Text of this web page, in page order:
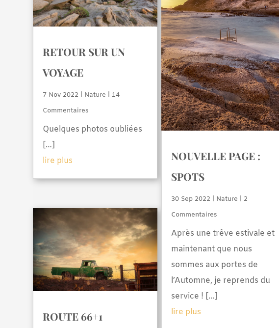
RETOUR SUR UN
VOYAGE
7 Nov 2022 Nature | 14
Commentaires
Quelques photos oubliées
[…]
lire plus
ROUTE 66+1
NOUVELLE PAGE :
SPOTS
30 Sep 2022 Nature | 2
Commentaires
Après une trêve estivale et
maintenant que nous
sommes aux portes de
l’Automne, je reprends du
service ! […]
lire plus